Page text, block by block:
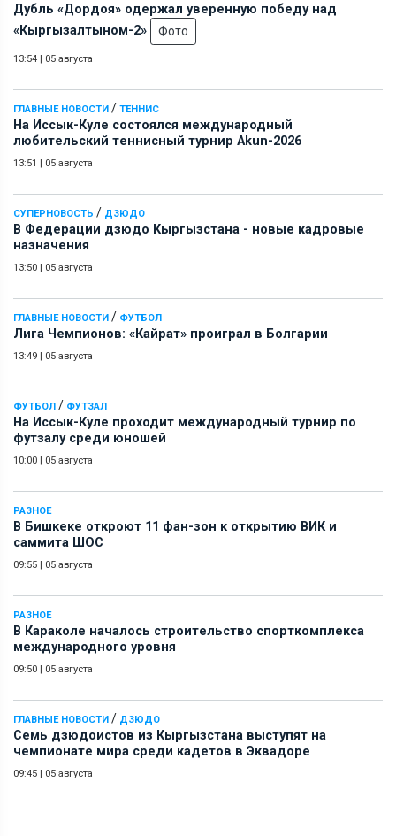
Дубль «Дордоя» одержал уверенную победу над
«Кыргызалтыном-2»
Фото
13:54 | 05 августа
ГЛАВНЫЕ НОВОСТИ / ТЕННИС
На Иссык-Куле состоялся международный
любительский теннисный турнир Akun-2026
13:51 | 05 августа
СУПЕРНОВОСТЬ / ДЗЮДО
В Федерации дзюдо Кыргызстана - новые кадровые
назначения
13:50 | 05 августа
ГЛАВНЫЕ НОВОСТИ / ФУТБОЛ
Лига Чемпионов: «Кайрат» проиграл в Болгарии
13:49 | 05 августа
ФУТБОЛ / ФУТЗАЛ
На Иссык-Куле проходит международный турнир по
футзалу среди юношей
10:00 | 05 августа
РАЗНОЕ
В Бишкеке откроют 11 фан-зон к открытию ВИК и
саммита ШОС
09:55 | 05 августа
РАЗНОЕ
В Караколе началось строительство спорткомплекса
международного уровня
09:50 | 05 августа
ГЛАВНЫЕ НОВОСТИ / ДЗЮДО
Семь дзюдоистов из Кыргызстана выступят на
чемпионате мира среди кадетов в Эквадоре
09:45 | 05 августа